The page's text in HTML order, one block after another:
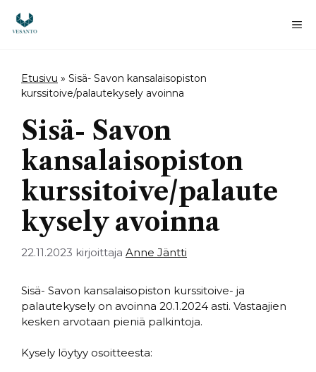
sisältöön
Etusivu » Sisä- Savon kansalaisopiston
kurssitoive/palautekysely avoinna
Sisä- Savon
kansalaisopiston
kurssitoive/palaute
kysely avoinna
22.11.2023 kirjoittaja Anne Jäntti
Sisä- Savon kansalaisopiston kurssitoive- ja
palautekysely on avoinna 20.1.2024 asti. Vastaajien
kesken arvotaan pieniä palkintoja.
Kysely löytyy osoitteesta: